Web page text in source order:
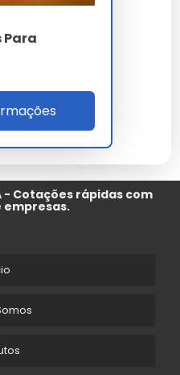
Para
- Cotações rápidas com
empresas.